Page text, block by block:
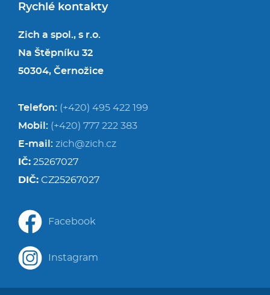
Rychlé kontakty
Zich a spol., s r.o.
Na Štěpníku 32
50304, Černožice
Telefon: (+420) 495 422 199
Mobil: (+420) 777 222 383
E-mail: zich@zich.cz
IČ: 25267027
DIČ: CZ25267027
Facebook
Instagram